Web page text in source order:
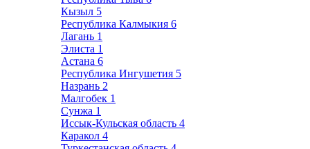
Кызыл 5
Республика Калмыкия 6
Лагань 1
Элиста 1
Астана 6
Республика Ингушетия 5
Назрань 2
Малгобек 1
Сунжа 1
Иссык-Кульская область 4
Каракол 4